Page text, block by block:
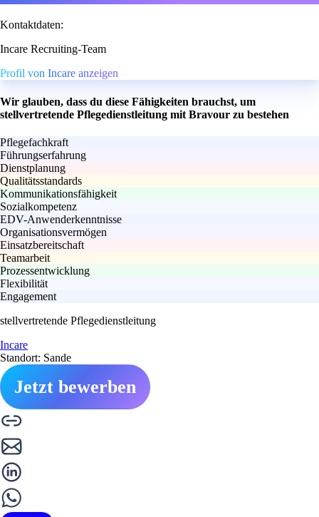
Kontaktdaten:
Incare Recruiting-Team
Profil von Incare anzeigen
Wir glauben, dass du diese Fähigkeiten brauchst, um
stellvertretende Pflegedienstleitung mit Bravour zu bestehen
Pflegefachkraft
Führungserfahrung
Dienstplanung
Qualitätsstandards
Kommunikationsfähigkeit
Sozialkompetenz
EDV-Anwenderkenntnisse
Organisationsvermögen
Einsatzbereitschaft
Teamarbeit
Prozessentwicklung
Flexibilität
Engagement
stellvertretende Pflegedienstleitung
Incare
Standort: Sande
Jetzt bewerben